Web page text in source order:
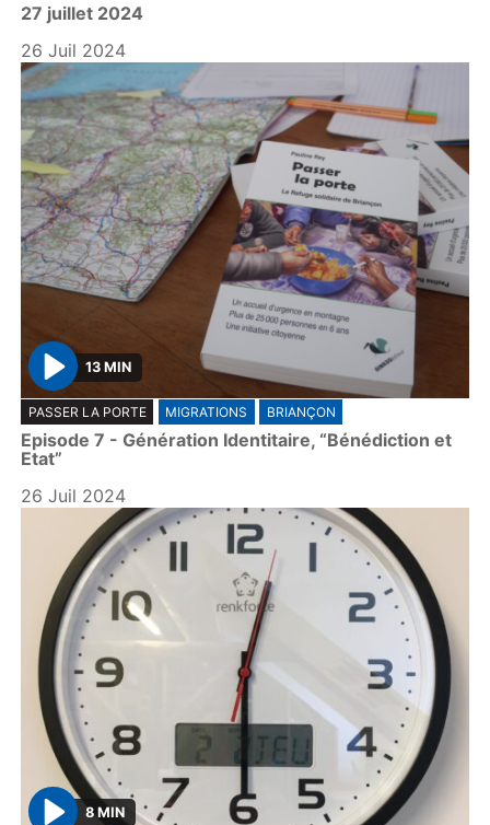
a
y
27 juillet 2024
26 Juil 2024
P
l
a
y
13 MIN
PASSER LA PORTE MIGRATIONS BRIANÇON
Episode 7 - Génération Identitaire, “Bénédiction et
Etat”
26 Juil 2024
8 MIN